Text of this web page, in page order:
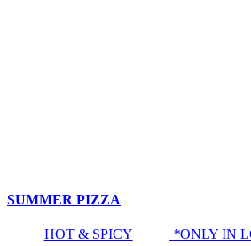
SUMMER PIZZA
HOT & SPICY *ONLY IN